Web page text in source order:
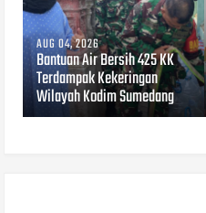
AUG 04, 2026
Bantuan Air Bersih 425 KK
Terdampak Kekeringan
Wilayah Kodim Sumedang